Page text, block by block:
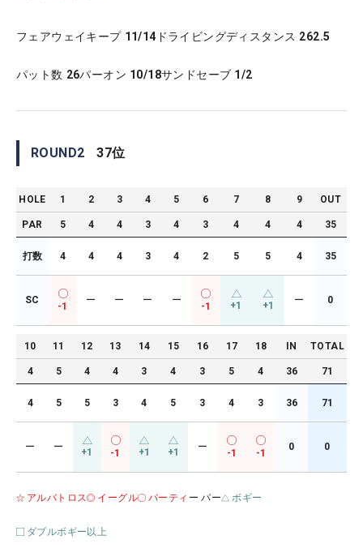
フェアウェイキープ 11/14 ドライビングディスタンス 262.5
パット数 26パーオン 10/18サンドセーブ 1/2
ROUND2 37位
HOLE 1 2 3 4 5 6 7 8 9 OUT
PAR 5 4 4 3 4 3 4 4 4 35
打数 4 4 4 3 4 2 5 5 4 35
SC
-1
ー ー ー ー
-1 +1 +1 ー 0
10 11 12 13 14 15 16 17 18 IN TOTAL
4 5 4 4 3 4 3 5 4 36 71
4 5 5 3 4 5 3 4 3 36 71
ー ー +1 -1 +1 +1 ー
-1 -1
0 0
アルバトロス イーグル バーティ ー パー ボギー
ダブルボギー以上